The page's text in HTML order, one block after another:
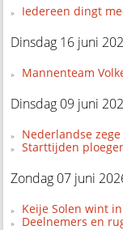
Iedereen dingt
Dinsdag 16 juni
Mannenteam
Dinsdag 09 juni
Nederlandse
Starttijden
Zondag 07 juni
Keije Solen wint
Deelnemers en